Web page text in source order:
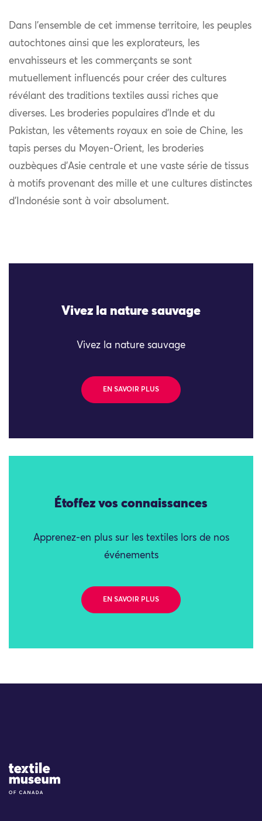
Dans l’ensemble de cet immense territoire, les peuples
autochtones ainsi que les explorateurs, les
envahisseurs et les commerçants se sont
mutuellement influencés pour créer des cultures
révélant des traditions textiles aussi riches que
diverses. Les broderies populaires d’Inde et du
Pakistan, les vêtements royaux en soie de Chine, les
tapis perses du Moyen-Orient, les broderies
ouzbèques d’Asie centrale et une vaste série de tissus
à motifs provenant des mille et une cultures distinctes
d’Indonésie sont à voir absolument.
Vivez la nature sauvage
Vivez la nature sauvage
EN SAVOIR PLUS
Étoffez vos connaissances
Apprenez-en plus sur les textiles lors de nos
événements
EN SAVOIR PLUS
Site Logo